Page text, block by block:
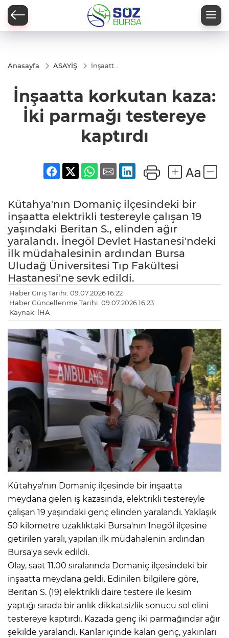
Anasayfa ASAYİŞ
İnşaatta
parmağı
testereye
İnşaatta korkutan kaza:
İki parmağı testereye
kaptırdı
Kütahya'nın Domaniç ilçesindeki bir
inşaatta elektrikli testereyle çalışan 19
yaşındaki Beritan S., elinden ağır
yaralandı. İnegöl Devlet Hastanesi'ndeki
ilk müdahalesinin ardından Bursa
Uludağ Üniversitesi Tıp Fakültesi
Hastanesi'ne sevk edildi.
Haber Giriş Tarihi: 09.07.2026 16:22
Haber Güncellenme Tarihi: 09.07.2026 16:23
Kaynak: İHA
Kütahya'nın Domaniç ilçesinde bir inşaatta
meydana gelen iş kazasında, elektrikli testereyle
çalışan 19 yaşındaki genç elinden yaralandı. Yaklaşık
50 kilometre uzaklıktaki Bursa'nın İnegöl ilçesine
getirilen yaralı, yapılan ilk müdahalenin ardından
Bursa'ya sevk edildi.
Olay, saat 11.00 sıralarında Domaniç ilçesindeki bir
inşaatta meydana geldi. Edinilen bilgilere göre,
Beritan S. (19) elektrikli daire testere ile kesim
yaptığı sırada bir anlık dikkatsizlik sonucu sol elini
testereye kaptırdı. Kazada genç iki parmağındar ağır
şekilde yaralandı. Kanlar içinde kalan genç, yakınları